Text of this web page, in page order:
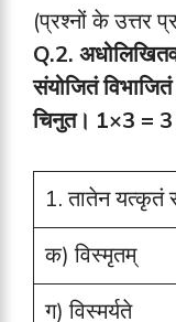
(प्रश्नों के उत्तर
Q.2.
संयोजितं
चिनुत। 1×3 =
1. तातेन यत्कृतं
क) विस्मृतम्
ग) विस्मर्यते